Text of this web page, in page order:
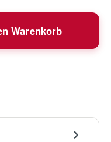
gewünschten
Warenkorb